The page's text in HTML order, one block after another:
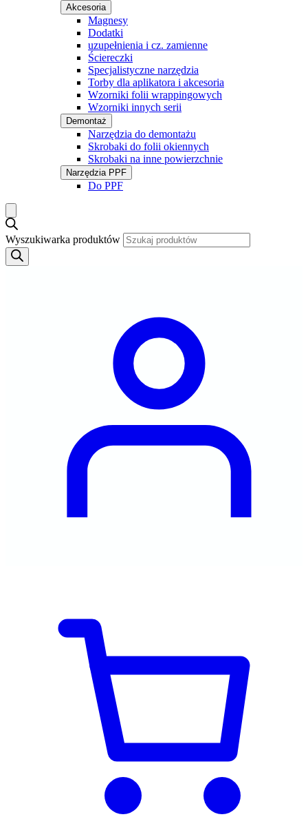
Akcesoria
Magnesy
Dodatki
uzupełnienia i cz. zamienne
Ściereczki
Specjalistyczne narzędzia
Torby dla aplikatora i akcesoria
Wzorniki folii wrappingowych
Wzorniki innych serii
Demontaż
Narzędzia do demontażu
Skrobaki do folii okiennych
Skrobaki na inne powierzchnie
Narzędzia PPF
Do PPF
Wyszukiwarka produktów